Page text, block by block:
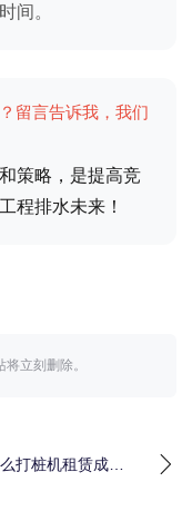
间。
留言告诉我，我们
策略，是提高竞
程排水未来！
立刻删除。
打桩机租赁成为